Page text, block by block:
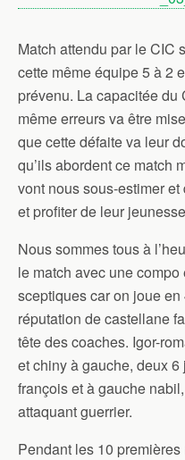
Match attendu par le CIC
cette même équipe 5 à 2
prévenu. La capacitée
même erreurs va être
que cette défaite va leur
qu’ils abordent ce match
vont nous sous-estimer
et profiter de leur
Nous sommes tous à
le match avec une
sceptiques car on joue
réputation de castellane
tête des coaches. Igor-
et chiny à gauche, deux
françois et à gauche
attaquant guerrier.
Pendant les 10